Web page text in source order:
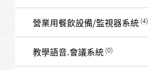
營業用餐飲設備/監視器系統
教學語音.會議系統